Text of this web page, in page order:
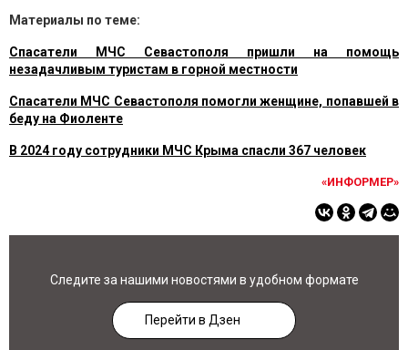
Материалы по теме:
Спасатели МЧС Севастополя пришли на помощь
незадачливым туристам в горной местности
Спасатели МЧС Севастополя помогли женщине, попавшей в
беду на Фиоленте
В 2024 году сотрудники МЧС Крыма спасли 367 человек
«ИНФОРМЕР»
Следите за нашими новостями в удобном формате
Перейти в Дзен